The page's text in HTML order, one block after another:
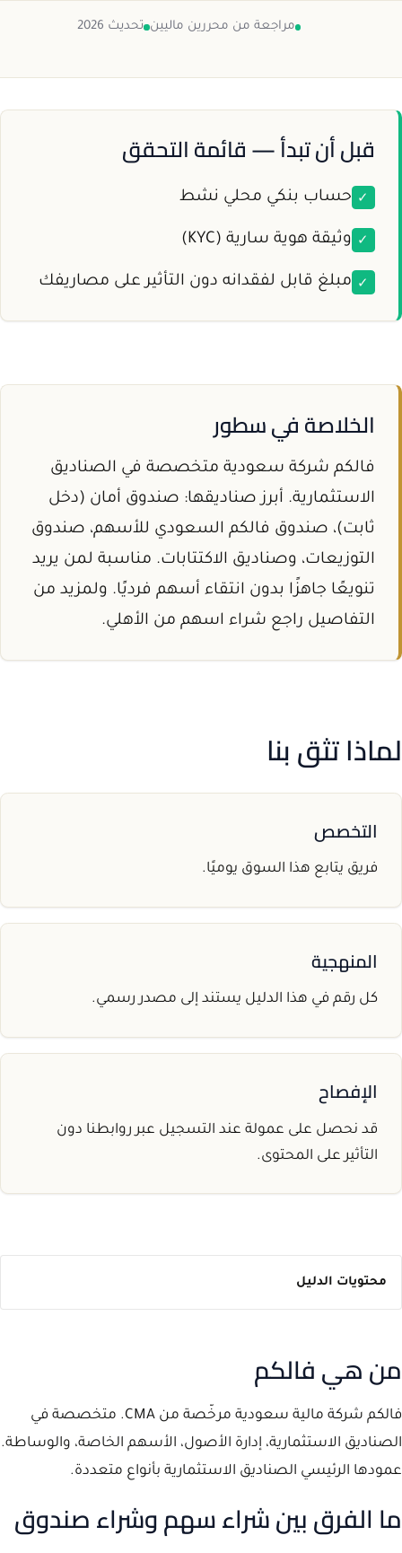
مراجعة من محررين ماليين تحديث 2026
قبل أن تبدأ — قائمة التحقق
✓ حساب بنكي محلي نشط
✓ وثيقة هوية سارية (KYC)
✓ مبلغ قابل لفقدانه دون التأثير على مصاريفك
الخلاصة في سطور
فالكم شركة سعودية متخصصة في الصناديق
الاستثمارية. أبرز صناديقها: صندوق أمان (دخل
ثابت)، صندوق فالكم السعودي للأسهم، صندوق
التوزيعات، وصناديق الاكتتابات. مناسبة لمن يريد
تنويعًا جاهزًا بدون انتقاء أسهم فرديًا. ولمزيد من
التفاصيل راجع شراء اسهم من الأهلي.
لماذا تثق بنا
التخصص
فريق يتابع هذا السوق يوميًا.
المنهجية
كل رقم في هذا الدليل يستند إلى مصدر رسمي.
الإفصاح
قد نحصل على عمولة عند التسجيل عبر روابطنا دون
التأثير على المحتوى.
محتويات الدليل
من هي فالكم
فالكم شركة مالية سعودية مرخّصة من CMA. متخصصة في
الصناديق الاستثمارية، إدارة الأصول، الأسهم الخاصة، والوساطة.
عمودها الرئيسي الصناديق الاستثمارية بأنواع متعددة.
ما الفرق بين شراء سهم وشراء صندوق